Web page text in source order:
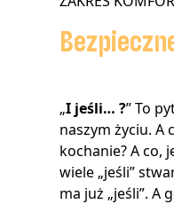
„I jeśli… ?” To
naszym życiu. A
kochanie? A co,
wiele „jeśli”
ma już „jeśli”. A